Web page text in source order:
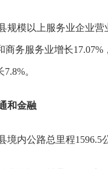
规模以上服务业企业营
商务服务业增长
。
和金融
境内公路总里程1596.5